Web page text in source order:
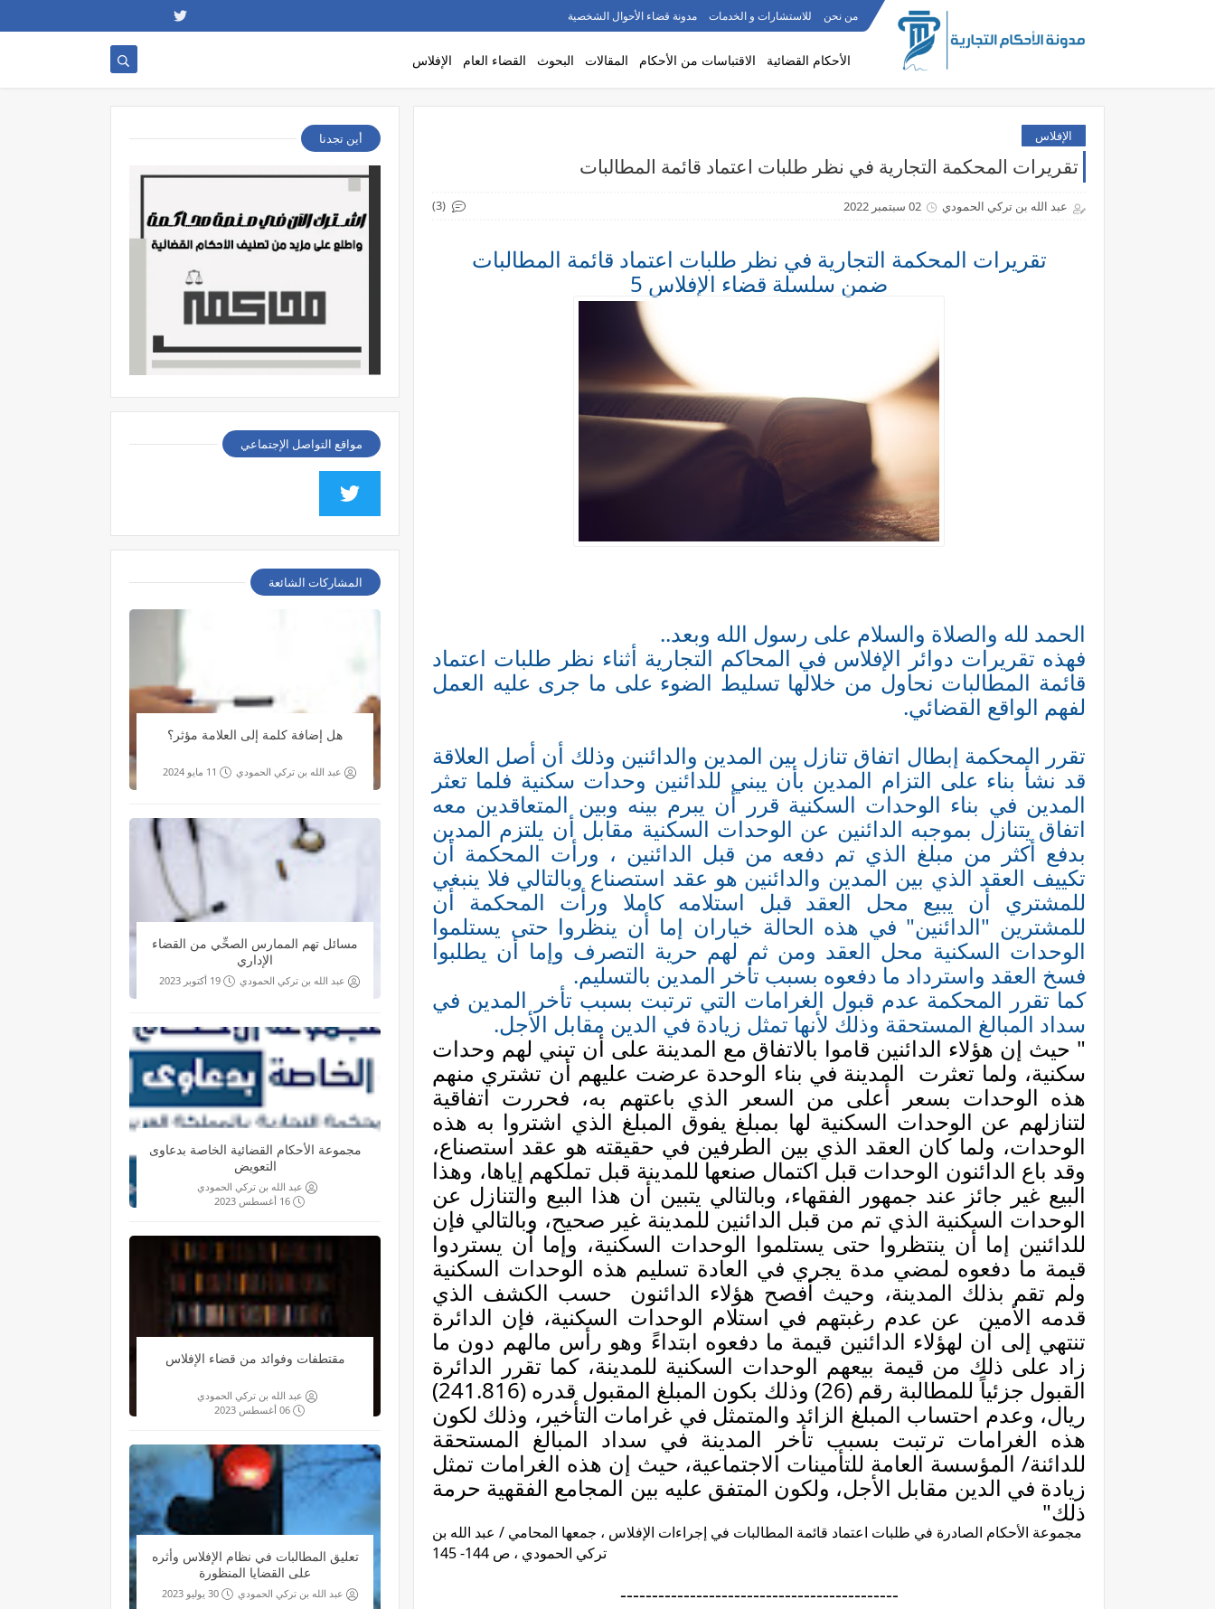
من نحن للاستشارات و الخدمات مدونة قضاء الأحوال الشخصية
الأحكام القضائية الاقتباسات من الأحكام المقالات البحوث القضاء العام الإفلاس
الإفلاس
تقريرات المحكمة التجارية في نظر طلبات اعتماد قائمة المطالبات
عبد الله بن تركي الحمودي 02 سبتمبر 2022 (3)
تقريرات المحكمة التجارية في نظر طلبات اعتماد قائمة المطالبات
ضمن سلسلة قضاء الإفلاس 5
الحمد لله والصلاة والسلام على رسول الله وبعد..
فهذه تقريرات دوائر الإفلاس في المحاكم التجارية أثناء نظر طلبات اعتماد
قائمة المطالبات نحاول من خلالها تسليط الضوء على ما جرى عليه العمل
لفهم الواقع القضائي.
تقرر المحكمة إبطال اتفاق تنازل بين المدين والدائنين وذلك أن أصل العلاقة
قد نشأ بناء على التزام المدين بأن يبني للدائنين وحدات سكنية فلما تعثر
المدين في بناء الوحدات السكنية قرر أن يبرم بينه وبين المتعاقدين معه
اتفاق يتنازل بموجبه الدائنين عن الوحدات السكنية مقابل أن يلتزم المدين
بدفع أكثر من مبلغ الذي تم دفعه من قبل الدائنين ، ورأت المحكمة أن
تكييف العقد الذي بين المدين والدائنين هو عقد استصناع وبالتالي فلا ينبغي
للمشتري أن يبيع محل العقد قبل استلامه كاملا ورأت المحكمة أن
للمشترين "الدائنين" في هذه الحالة خياران إما أن ينظروا حتى يستلموا
الوحدات السكنية محل العقد ومن ثم لهم حرية التصرف وإما أن يطلبوا
فسخ العقد واسترداد ما دفعوه بسبب تأخر المدين بالتسليم.
كما تقرر المحكمة عدم قبول الغرامات التي ترتبت بسبب تأخر المدين في
سداد المبالغ المستحقة وذلك لأنها تمثل زيادة في الدين مقابل الأجل.
" حيث إن هؤلاء الدائنين قاموا بالاتفاق مع المدينة على أن تبني لهم وحدات
سكنية، ولما تعثرت المدينة في بناء الوحدة عرضت عليهم أن تشتري منهم
هذه الوحدات بسعر أعلى من السعر الذي باعتهم به، فحررت اتفاقية
لتنازلهم عن الوحدات السكنية لها بمبلغ يفوق المبلغ الذي اشتروا به هذه
الوحدات، ولما كان العقد الذي بين الطرفين في حقيقته هو عقد استصناع،
وقد باع الدائنون الوحدات قبل اكتمال صنعها للمدينة قبل تملكهم إياها، وهذا
البيع غير جائز عند جمهور الفقهاء، وبالتالي يتبين أن هذا البيع والتنازل عن
الوحدات السكنية الذي تم من قبل الدائنين للمدينة غير صحيح، وبالتالي فإن
للدائنين إما أن ينتظروا حتى يستلموا الوحدات السكنية، وإما أن يستردوا
قيمة ما دفعوه لمضي مدة يجري في العادة تسليم هذه الوحدات السكنية
ولم تقم بذلك المدينة، وحيث أفصح هؤلاء الدائنون
حسب الكشف الذي
قدمه الأمين
عن عدم رغبتهم في استلام الوحدات السكنية، فإن الدائرة
تنتهي إلى أن لهؤلاء الدائنين قيمة ما دفعوه ابتداءً وهو رأس مالهم دون ما
زاد على ذلك من قيمة بيعهم الوحدات السكنية للمدينة، كما تقرر الدائرة
القبول جزئياً للمطالبة رقم (26) وذلك بكون المبلغ المقبول قدره (241.816)
ريال، وعدم احتساب المبلغ الزائد والمتمثل في غرامات التأخير، وذلك لكون
هذه الغرامات ترتبت بسبب تأخر المدينة في سداد المبالغ المستحقة
للدائنة/ المؤسسة العامة للتأمينات الاجتماعية، حيث إن هذه الغرامات تمثل
زيادة في الدين مقابل الأجل، ولكون المتفق عليه بين المجامع الفقهية حرمة
ذلك"
مجموعة الأحكام الصادرة في طلبات اعتماد قائمة المطالبات في إجراءات الإفلاس ، جمعها المحامي / عبد الله بن
تركي الحمودي ، ص 144- 145
--------------------------------------------
أين تجدنا
مواقع التواصل الإجتماعي
المشاركات الشائعة
هل إضافة كلمة إلى العلامة مؤثر؟
عبد الله بن تركي الحمودي 11 مايو 2024
مسائل تهم الممارس الصحِّي من القضاء
الإداري
عبد الله بن تركي الحمودي 19 أكتوبر 2023
مجموعة الأحكام القضائية الخاصة بدعاوى
التعويض
عبد الله بن تركي الحمودي
16 أغسطس 2023
مقتطفات وفوائد من قضاء الإفلاس
عبد الله بن تركي الحمودي
06 أغسطس 2023
تعليق المطالبات في نظام الإفلاس وأثره
على القضايا المنظورة
عبد الله بن تركي الحمودي 30 يوليو 2023